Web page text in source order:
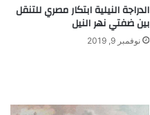
الدراجة النيلية ابتكار مصري للتنقل
بين ضفتي نهر النيل
نوفمبر 9, 2019